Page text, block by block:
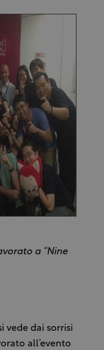
a “Nine
vede dai sorrisi
all’evento